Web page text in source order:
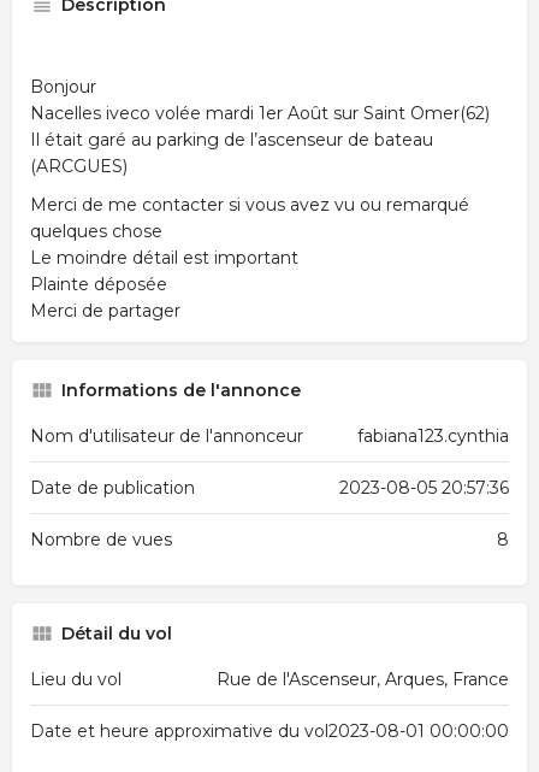
Bonjour
Nacelles iveco volée mardi 1er Août sur Saint Omer(62)
Il était garé au parking de l’ascenseur de bateau
(ARCGUES)
Merci de me contacter si vous avez vu ou remarqué
quelques chose
Le moindre détail est important
Plainte déposée
Merci de partager
Informations de l'annonce
Nom d'utilisateur de l'annonceur fabiana123.cynthia
Date de publication 2023-08-05 20:57:36
Nombre de vues 8
Détail du vol
Lieu du vol Rue de l'Ascenseur, Arques, France
Date et heure approximative du vol2023-08-01 00:00:00